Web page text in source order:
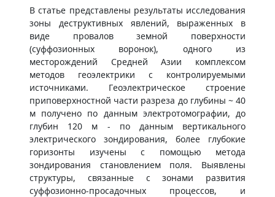
В статье представлены результаты исследования
зоны деструктивных явлений, выраженных в
виде провалов земной поверхности
(суффозионных воронок), одного из
месторождений Средней Азии комплексом
методов геоэлектрики с контролируемыми
источниками. Геоэлектрическое строение
приповерхностной части разреза до глубины ~ 40
м получено по данным электротомографии, до
глубин 120 м - по данным вертикального
электрического зондирования, более глубокие
горизонты изучены с помощью метода
зондирования становлением поля. Выявлены
структуры, связанные с зонами развития
суффозионно-просадочных процессов, и